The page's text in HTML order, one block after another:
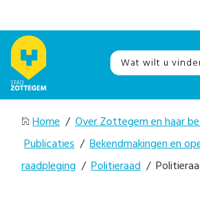
Home / Over Zottegem en haar
Publicaties / Bekendmakingen en
raadpleging / Politieraad /